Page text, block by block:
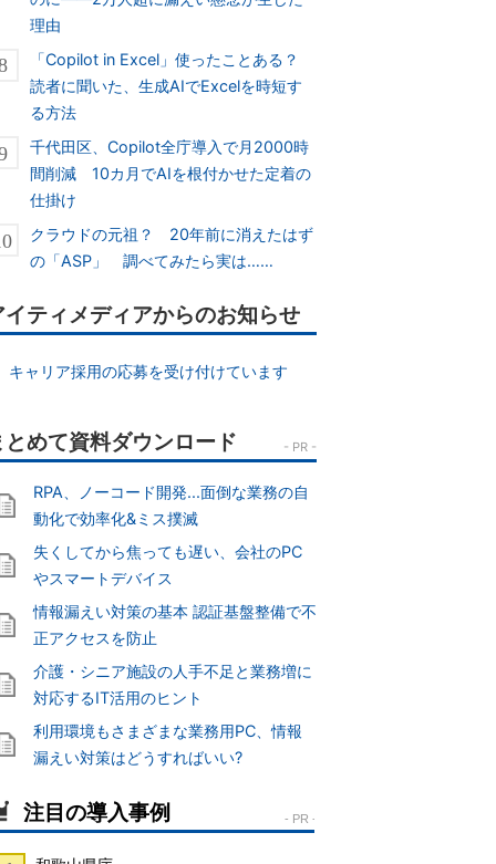
理由
「Copilot in Excel」使ったことある？
読者に聞いた、生成AIでExcelを時短す
る方法
千代田区、Copilot全庁導入で月2000時
間削減 10カ月でAIを根付かせた定着の
仕掛け
クラウドの元祖？ 20年前に消えたはず
の「ASP」 調べてみたら実は……
イティメディアからのお知らせ
キャリア採用の応募を受け付けています
RPA、ノーコード開発...面倒な業務の自
動化で効率化&ミス撲滅
失くしてから焦っても遅い、会社のPC
やスマートデバイス
情報漏えい対策の基本 認証基盤整備で不
正アクセスを防止
介護・シニア施設の人手不足と業務増に
対応するIT活用のヒント
利用環境もさまざまな業務用PC、情報
漏えい対策はどうすればいい?